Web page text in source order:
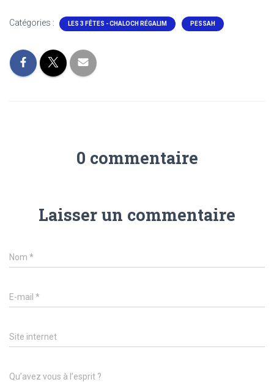
ce
o
ok
tt at
A
p
ai ta
Catégories : LES 3 FÊTES - CHALOCH RÉGALIM PESSAH
0 commentaire
Laisser un commentaire
Nom *
E-mail *
Site internet
Qu’avez vous à l’esprit ?